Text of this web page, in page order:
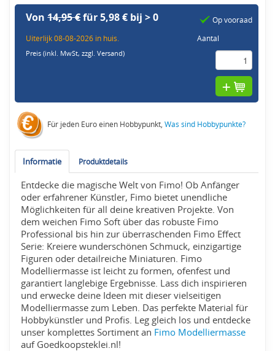
Von14,95 €für 5,98 € bij > 0
Uiterlijk 08-08-2026 in huis.
Preis (inkl. MwSt,zzgl. Versand)
Op vooraad
Aantal
Für jeden Euro einen Hobbypunkt,Was sind Hobbypunkte?
Informatie Produktdetails
Entdecke die magische Welt von Fimo! Ob Anfänger
oder erfahrener Künstler, Fimo bietet unendliche
Möglichkeiten für all deine kreativen Projekte. Von
dem weichen Fimo Soft über das robuste Fimo
Professional bis hin zur überraschenden Fimo Effect
Serie: Kreiere wunderschönen Schmuck, einzigartige
Figuren oder detailreiche Miniaturen. Fimo
Modelliermasse ist leicht zu formen, ofenfest und
garantiert langlebige Ergebnisse. Lass dich inspirieren
und erwecke deine Ideen mit dieser vielseitigen
Modelliermasse zum Leben. Das perfekte Material für
Hobbykünstler und Profis. Leg gleich los und entdecke
unser komplettes Sortiment an Fimo Modelliermasse
auf Goedkoopsteklei.nl!